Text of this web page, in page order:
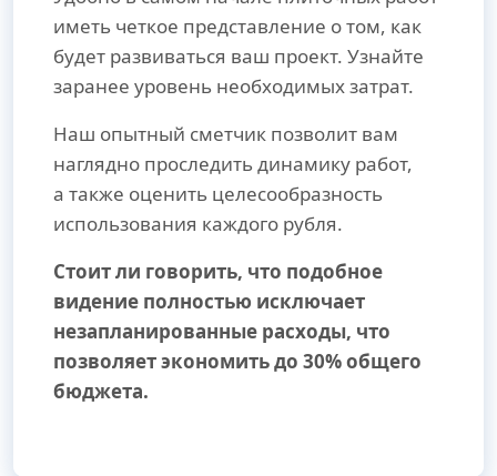
иметь четкое представление о том, как
будет развиваться ваш проект. Узнайте
заранее уровень необходимых затрат.
Наш опытный сметчик позволит вам
наглядно проследить динамику работ,
а также оценить целесообразность
использования каждого рубля.
Стоит ли говорить, что подобное
видение полностью исключает
незапланированные расходы, что
позволяет экономить до 30% общего
бюджета.